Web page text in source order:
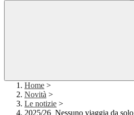
Home >
Novità >
Le notizie >
2025/26_Nessuno viaggia da solo